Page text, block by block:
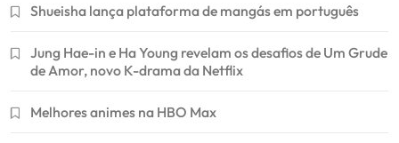
Shueisha lança plataforma de mangás em português
Jung Hae-in e Ha Young revelam os desafios de Um Grude
de Amor, novo K-drama da Netflix
Melhores animes na HBO Max